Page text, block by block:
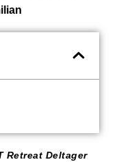
Retreat Deltager